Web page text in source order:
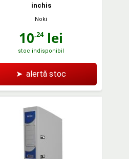
inchis
Noki
10,24lei
stoc indisponibil
➤ alertă stoc